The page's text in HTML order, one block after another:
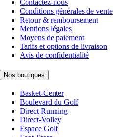
Contactez-nous
Conditions générales de vente
Retour & remboursement
Mentions légales
Moyens de paiement
Tarifs et options de livraison
Avis de confidentialité
Nos boutiques
Basket-Center
Boulevard du Golf
Direct Running
Direct-Volley
Espace Golf